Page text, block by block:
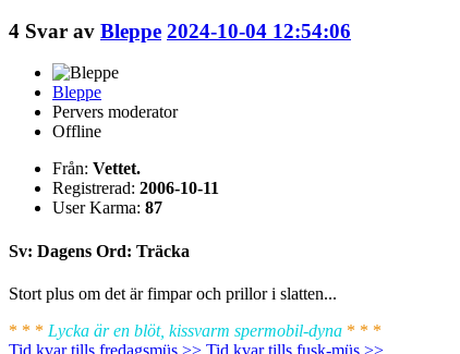
4 Svar av Bleppe 2024-10-04 12:54:06
Bleppe
Pervers moderator
Offline
Från: Vettet.
Registrerad: 2006-10-11
User Karma: 87
Sv: Dagens Ord: Träcka
Stort plus om det är fimpar och prillor i slatten...
* * * Lycka är en blöt, kissvarm spermobil-dyna * * *
Tid kvar tills fredagsmüs >> Tid kvar tills fusk-müs >>